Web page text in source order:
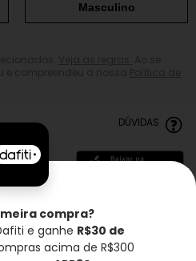
Masculino
DÚVIDAS
grátis Entrega rápida
compra?
e ganhe R$30 de
acima de R$300